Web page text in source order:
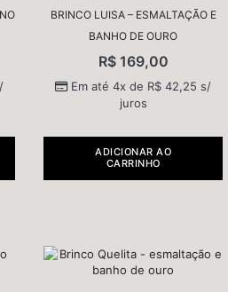
BRINCO LUISA – ESMALTAÇÃO E
BANHO DE OURO
R$169,00
Em até 4x de R$ 42,25 s/
juros
ADICIONAR AO
CARRINHO